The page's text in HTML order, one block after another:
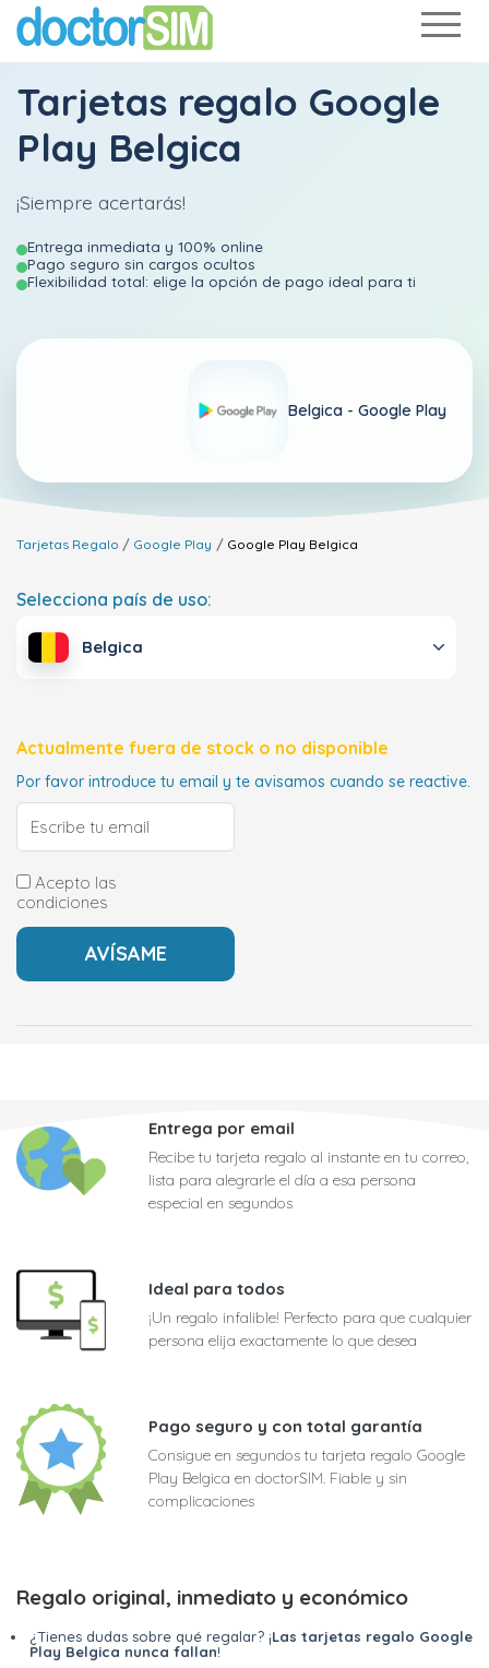
Tarjetas regalo Google
Play Belgica
¡Siempre acertarás!
Entrega inmediata y 100% online
Pago seguro sin cargos ocultos
Flexibilidad total: elige la opción de pago ideal para ti
Belgica - Google Play
Tarjetas Regalo Google Play Google Play Belgica
Selecciona país de uso:
Belgica
Actualmente fuera de stock o no disponible
Por favor introduce tu email y te avisamos cuando se reactive.
Acepto las
condiciones
Entrega por email
Recibe tu tarjeta regalo al instante en tu correo,
lista para alegrarle el día a esa persona
especial en segundos
Ideal para todos
¡Un regalo infalible! Perfecto para que cualquier
persona elija exactamente lo que desea
Pago seguro y con total garantía
Consigue en segundos tu tarjeta regalo Google
Play Belgica en doctorSIM. Fiable y sin
complicaciones
Regalo original, inmediato y económico
¿Tienes dudas sobre qué regalar? ¡Las tarjetas regalo Google
Play Belgica nunca fallan!